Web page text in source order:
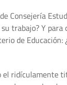
Consejería
trabajo? Y
de
ridículamente